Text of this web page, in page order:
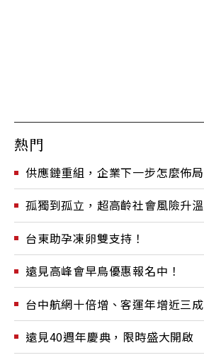
熱門
供應鏈重組，企業下一步怎麼佈局
孤獨到孤立，超高齡社會風險升溫
台東助孕凍卵雙支持！
遠見高峰會早鳥優惠報名中！
台中航網十倍增、客運年增近三成
遠見40週年慶典，限時盛大開啟